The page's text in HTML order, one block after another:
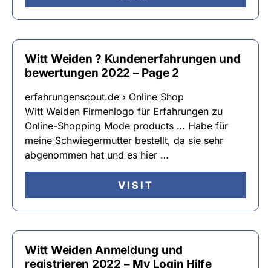
Witt Weiden ? Kundenerfahrungen und
bewertungen 2022 – Page 2
erfahrungenscout.de › Online Shop
Witt Weiden Firmenlogo für Erfahrungen zu
Online-Shopping Mode products … Habe für
meine Schwiegermutter bestellt, da sie sehr
abgenommen hat und es hier …
VISIT
Witt Weiden Anmeldung und
registrieren 2022 – My Login Hilfe